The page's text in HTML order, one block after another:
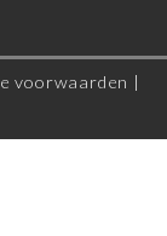
voorwaarden |